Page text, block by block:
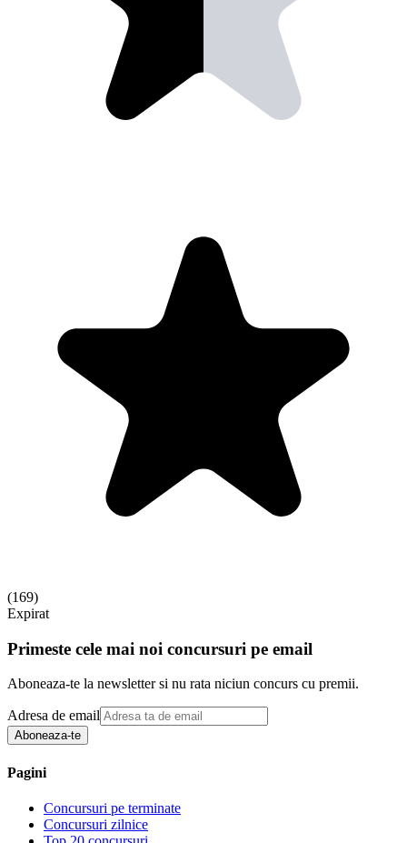
(169)
Expirat
Primeste cele mai noi concursuri pe email
Aboneaza-te la newsletter si nu rata niciun concurs cu premii.
Adresa de email
Aboneaza-te
Pagini
Concursuri pe terminate
Concursuri zilnice